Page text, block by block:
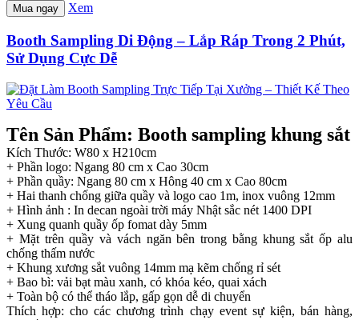
Mua ngay Xem
Booth Sampling Di Động – Lắp Ráp Trong 2 Phút,
Sử Dụng Cực Dễ
Tên Sản Phẩm: Booth sampling khung sắt
Kích Thước: W80 x H210cm
+ Phần logo: Ngang 80 cm x Cao 30cm
+ Phần quầy: Ngang 80 cm x Hông 40 cm x Cao 80cm
+ Hai thanh chống giữa quầy và logo cao 1m, inox vuông 12mm
+ Hình ảnh : In decan ngoài trời máy Nhật sắc nét 1400 DPI
+ Xung quanh quầy ốp fomat dày 5mm
+ Mặt trên quầy và vách ngăn bên trong bằng khung sắt ốp alu
chống thấm nước
+ Khung xương sắt vuông 14mm mạ kẽm chống rỉ sét
+ Bao bì: vải bạt màu xanh, có khóa kéo, quai xách
+ Toàn bộ có thể tháo lắp, gấp gọn dễ di chuyển
Thích hợp: cho các chương trình chạy event sự kiện, bán hàng,